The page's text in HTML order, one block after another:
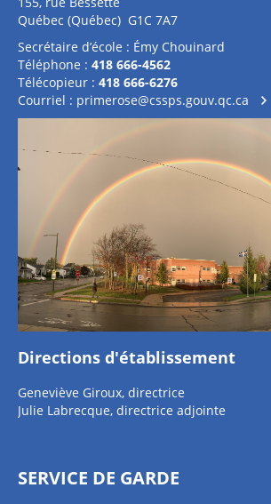
Québec (Québec) G1C 7A7
Secrétaire d’école : Émy Chouinard
Téléphone : 418 666-4562
Télécopieur : 418 666-6276
Courriel : primerose@cssps.gouv.qc.ca
Directions d'établissement
Geneviève Giroux, directrice
Julie Labrecque, directrice adjointe
SERVICE DE GARDE